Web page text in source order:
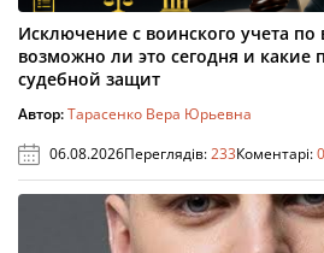
Исключение с воинского учета по
возможно ли это сегодня и какие
судебной защит
Автор:Тарасенко Вера Юрьевна
06.08.2026Переглядів:233Коментарі:0